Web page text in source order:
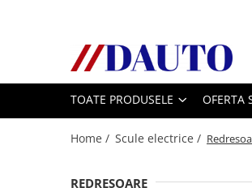
Toate Produsele
Bullbare, Suporti lumini camioane
Accesorii inox
TOATE PRODUSELE OFERTA
Home / Scule electrice /
REDRESOARE